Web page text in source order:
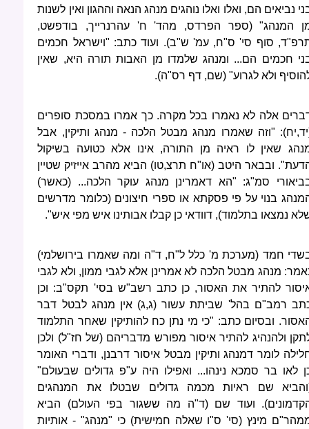
נביאים הם, ואלו ואלו נוהגים מנהג הנאה וההגון ואין לשנות
המנהג" (ספר הפרדס, מהד' ח' עהרנרייך, בודפשט,
סוף סי' ס"ח, עמ' ש"ב). ועוד כתב: "וישראל חכמים
חכמים הם... ומנהג שלמדו מן האבות תורה היא, שאין
ולא לגרוע" (שם, דף רס"ה).
אלה לא נאמרו בכל מקרה. כך אמרו במסכת סופרים
"וזה שאמרו מנהג מבטל הלכה - מנהג ותיקין, אבל
שאין לו ראיה מן התורה, אינו אלא כטועה בשיקול
ובבאר היטב (או"ח תרצ,טו) הביא מהרב אייזיק שטיין
סמ"ג: "הא דאמרינן מנהג עוקר הלכה... (כאשר)
בנוי על פי פסקתא או ספרי חיצונים (כלומר מדרשים
נמצאו בתלמוד), דוודאי כן קבלו אבותינו איש מפי איש".
חמד (מערכת מ' כלל ל"ח, ד"ה ומה שאמרו בירושלמי)
מנהג מבטל הלכה לא אמרינן אלא לגבי ממון, ולא לגבי
להתיר את האסור, כן כתב רשב"ש בסי' תקס"ב: וכן
רמב"ם בהל' שביתת עשור (ג,ג) אין מנהג לבטל דבר
ובסיום כתב: "כי מי נתן כח להותיקין שאחר התלמוד
ולהנהיג להתיר איסור מפורש מדבריהם (של חז"ל) ולכן
לומר דמנהג ותיקין מבטל איסור דרבנן, ודברי האומר
לאו בר סמכא נינהו... ואפילו היה ע"פ גדולים שבעולם"
שם ראיות מכמה גדולים שבטלו את המנהגים
ועוד שם (ד"ה מה ששגור בפי העולם) הביא
מינץ (סי' ס"ו שאלה חמישית) כי "מנהג" - אותיות